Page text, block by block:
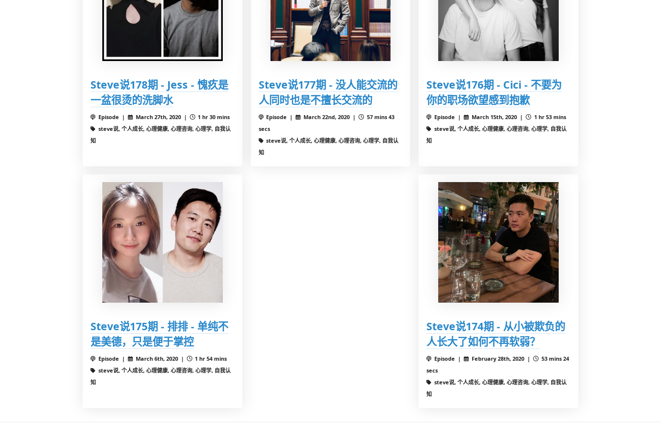
Steve说178期 - Jess - 愧疚是
一盆很烫的洗脚水
Episode | March 27th, 2020 |
1 hr 30 mins
steve说, 个人成长, 心理健康, 心理咨询, 心理学, 自我认
知
Steve说177期 - 没人能交流的
人同时也是不擅长交流的
Episode | March 22nd, 2020 |
57 mins 43
secs
steve说, 个人成长, 心理健康, 心理咨询, 心理学, 自我认
知
Steve说176期 - Cici - 不要为
你的职场欲望感到抱歉
Episode | March 15th, 2020 |
1 hr 53 mins
steve说, 个人成长, 心理健康, 心理咨询, 心理学, 自我认
知
Steve说175期 - 排排 - 单纯不
是美德，只是便于掌控
Episode | March 6th, 2020 |
1 hr 54 mins
steve说, 个人成长, 心理健康, 心理咨询, 心理学, 自我认
知
Steve说174期 - 从小被欺负的
人长大了如何不再软弱？
Episode | February 28th, 2020 |
53 mins 24
secs
steve说, 个人成长, 心理健康, 心理咨询, 心理学, 自我认
知